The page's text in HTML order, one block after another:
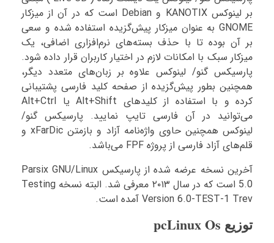
بر لینوکس KANOTIX و Debian است که در آن از میزکار
GNOME به عنوان میزکار پیش‌گزیده استفاده شده و سعی
بر آن بوده تا با حذف بسته‌های نرم‌افزاری اضافی، یک
میزکار سبک با امکانات لازم در اختیار کاربران قرار داده شود.
پارسیکس گنو/ لینوکس علاوه بر زبان‌های متعدد دیگر،
همچنین بطور پیش‌گزیده از صفحه کلید فارسی پشتیبانی
کرده و با استفاده از کلیدهای Alt+Shift یا Alt+Ctrl
می‌توانید در آن فارسی تایپ نمایید. پارسیکس گنو/
لینوکس همچنین حاوی واژه‌نامه آزاد و بازمتن xFarDic و
قلم‌های آزاد فارسی از پروژه‌ FPF می‌باشد.
آخرین نسخه عرضه شده از پارسیکس Parsix GNU/Linux
5.0 است که در سال ۲۰۱۳ معرفی شد. البته نسخه Testing
Version 6.0-TEST-1 Trev آمده است.
توزیع pcLinux Os